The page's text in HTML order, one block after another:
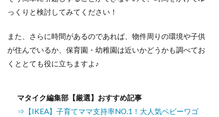
っくりと検討してみてください！
また、さらに時間があるのであれば、物件周りの環境や子供
が住んでいるか、保育園・幼稚園は近いかどうかも調べてお
くととても役に立ちますよ♪
マタイク編集部【厳選】おすすめ記事
⇒【IKEA】子育てママ支持率NO.1！大人気ベビーワゴ